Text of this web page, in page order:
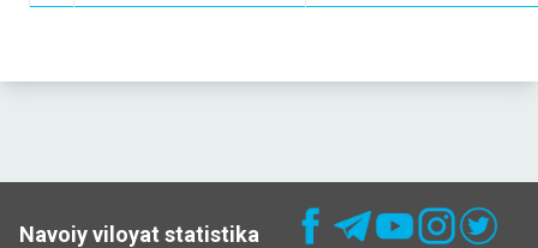
Navoiy viloyat statistika